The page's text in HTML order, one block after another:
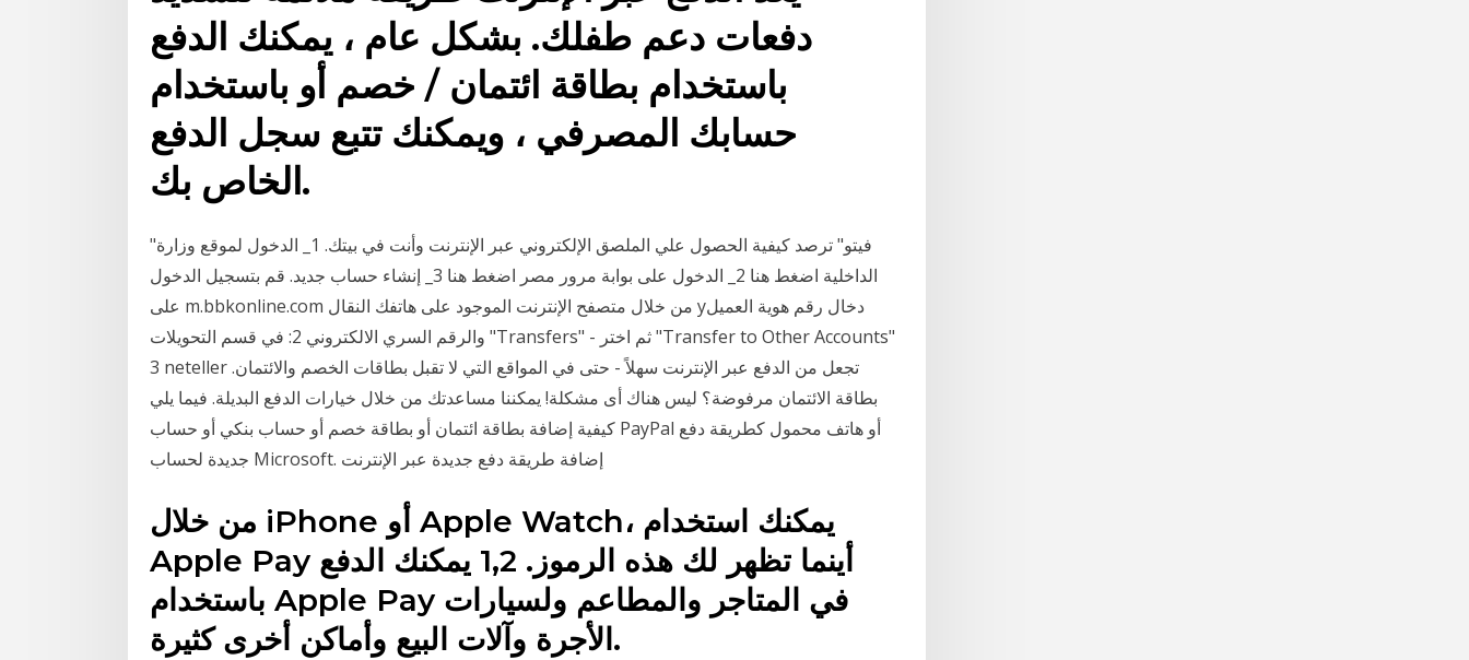
دفعات دعم طفلك. بشكل عام ، يمكنك الدفع
باستخدام بطاقة ائتمان / خصم أو باستخدام
حسابك المصرفي ، ويمكنك تتبع سجل الدفع
الخاص بك.
"فيتو" ترصد كيفية الحصول علي الملصق الإلكتروني عبر الإنترنت وأنت في بيتك. 1_ الدخول لموقع وزارة
الداخلية اضغط هنا 2_ الدخول على بوابة مرور مصر اضغط هنا 3_ إنشاء حساب جديد. قم بتسجيل الدخول
على m.bbkonline.com من خلال متصفح الإنترنت الموجود على هاتفك النقال yدخال رقم هوية العميل
والرقم السري الالكتروني 2: في قسم التحويلات "Transfers" - ثم اختر "Transfer to Other Accounts"
3 neteller تجعل من الدفع عبر الإنترنت سهلاً - حتى في المواقع التي لا تقبل بطاقات الخصم والائتمان.
بطاقة الائتمان مرفوضة؟ ليس هناك أى مشكلة! يمكننا مساعدتك من خلال خيارات الدفع البديلة. فيما يلي
كيفية إضافة بطاقة ائتمان أو بطاقة خصم أو حساب بنكي أو حساب PayPal أو هاتف محمول كطريقة دفع
جديدة لحساب Microsoft. إضافة طريقة دفع جديدة عبر الإنترنت
من خلال iPhone أو Apple Watch، يمكنك استخدام
Apple Pay أينما تظهر لك هذه الرموز. 1,2 يمكنك الدفع
باستخدام Apple Pay في المتاجر والمطاعم ولسيارات
الأجرة وآلات البيع وأماكن أخرى كثيرة.